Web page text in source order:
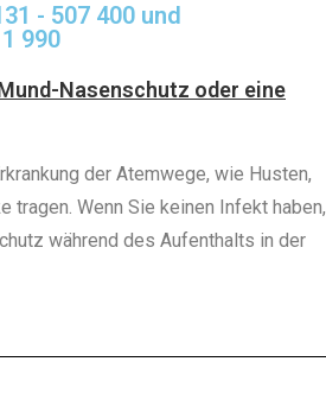
- 507 400 und
990
Nasenschutz oder eine
der Atemwege, wie Husten,
tragen. Wenn Sie keinen Infekt haben,
während des Aufenthalts in der